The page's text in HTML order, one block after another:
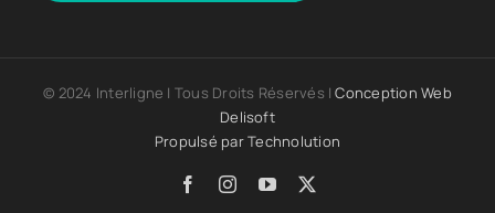
© 2024 Interligne | Tous Droits Réservés |Conception Web
Delisoft
Propulsé parTechnolution
FacebookInstagram
YouTube